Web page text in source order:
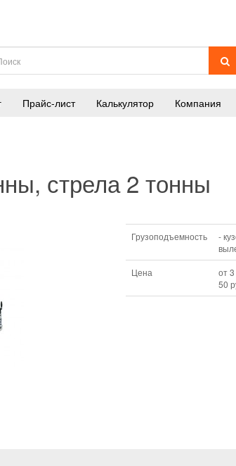
Прайс-лист Калькулятор Компания
стрела 2 тонны
Грузоподъемность
-
Цена
от
50